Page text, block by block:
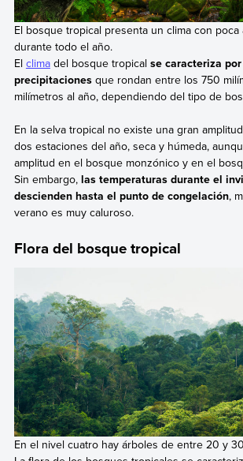
El bosque tropical presenta un clima con poca
durante todo el año.
El climadel bosque tropical se caracteriza
precipitacionesque rondan entre los 750
milímetros al año, dependiendo del tipo de
En la selva tropical no existe una gran
dos estaciones del año, seca y húmeda,
amplitud en el bosque monzónico y en el
Sin embargo, las temperaturas durante el
descienden hasta el punto de congelación,
verano es muy caluroso.
Flora del bosque tropical
En el nivel cuatro hay árboles de entre 20 y